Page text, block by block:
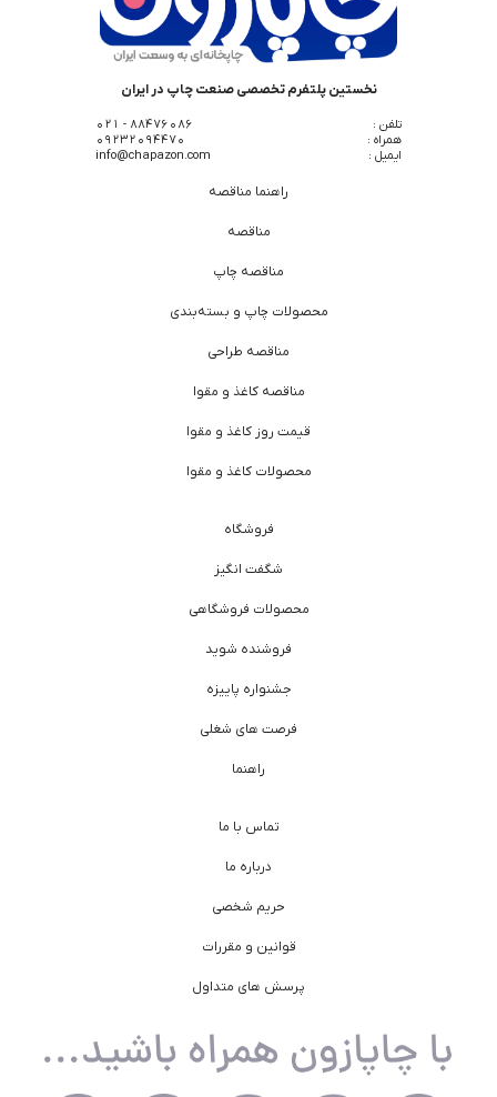
نخستین پلتفرم تخصصی صنعت چاپ در ایران
تلفن :
88476086 - 021
همراه :
09232094470
ایمیل :
info@chapazon.com
راهنما مناقصه
مناقصه
مناقصه چاپ
محصولات چاپ و بسته‌بندی
مناقصه طراحی
مناقصه کاغذ و مقوا
قیمت روز کاغذ و مقوا
محصولات کاغذ و مقوا
فروشگاه
شگفت انگیز
محصولات فروشگاهی
فروشنده شوید
جشنواره پاییزه
فرصت های شغلی
راهنما
تماس با ما
درباره ما
حریم شخصی
قوانین و مقررات
پرسش های متداول